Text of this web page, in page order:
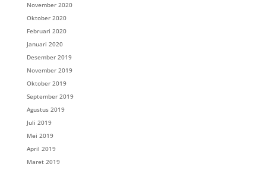
November 2020
Oktober 2020
Februari 2020
Januari 2020
Desember 2019
November 2019
Oktober 2019
September 2019
Agustus 2019
Juli 2019
Mei 2019
April 2019
Maret 2019